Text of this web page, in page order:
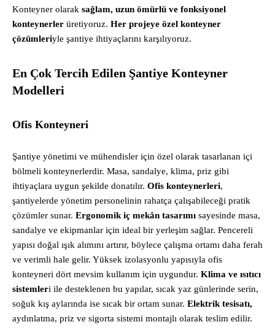
Konteyner olarak sağlam, uzun ömürlü ve fonksiyonel
konteynerler üretiyoruz. Her projeye özel konteyner
çözümleriyle şantiye ihtiyaçlarını karşılıyoruz.
En Çok Tercih Edilen Şantiye Konteyner
Modelleri
Ofis Konteyneri
Şantiye yönetimi ve mühendisler için özel olarak tasarlanan içi
bölmeli konteynerlerdir. Masa, sandalye, klima, priz gibi
ihtiyaçlara uygun şekilde donatılır. Ofis konteynerleri,
şantiyelerde yönetim personelinin rahatça çalışabileceği pratik
çözümler sunar. Ergonomik iç mekân tasarımı sayesinde masa,
sandalye ve ekipmanlar için ideal bir yerleşim sağlar. Pencereli
yapısı doğal ışık alımını artırır, böylece çalışma ortamı daha ferah
ve verimli hale gelir. Yüksek izolasyonlu yapısıyla ofis
konteyneri dört mevsim kullanım için uygundur. Klima ve ısıtıcı
sistemleri ile desteklenen bu yapılar, sıcak yaz günlerinde serin,
soğuk kış aylarında ise sıcak bir ortam sunar. Elektrik tesisatı,
aydınlatma, priz ve sigorta sistemi montajlı olarak teslim edilir.